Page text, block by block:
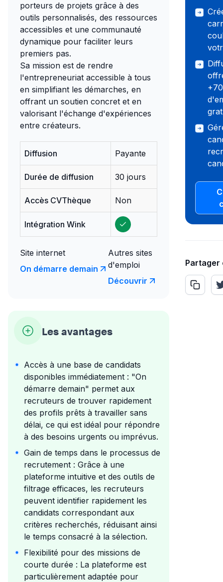
porteurs de projets grâce à des
outils personnalisés, des ressources
accessibles et une communauté
dynamique pour faciliter leurs
premiers pas.
Sa mission est de rendre
l'entrepreneuriat accessible à tous
en simplifiant les démarches, en
offrant un soutien concret et en
valorisant l'échange d'expériences
entre créateurs.
Diffusion Payante
Durée de diffusion 30 jours
Accès CVThèque Non
Intégration Wink
Site internet
On démarre demain
Autres sites
d'emploi
Découvrir
Les avantages
Accès à une base de candidats
disponibles immédiatement : "On
démarre demain" permet aux
recruteurs de trouver rapidement
des profils prêts à travailler sans
délai, ce qui est idéal pour répondre
à des besoins urgents ou imprévus.
Gain de temps dans le processus de
recrutement : Grâce à une
plateforme intuitive et des outils de
filtrage efficaces, les recruteurs
peuvent identifier rapidement les
candidats correspondant aux
critères recherchés, réduisant ainsi
le temps consacré à la sélection.
Flexibilité pour des missions de
courte durée : La plateforme est
particulièrement adaptée pour
Partager